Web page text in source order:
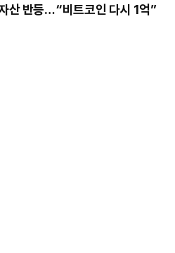
산 반등… “비트코인 다시 1억”